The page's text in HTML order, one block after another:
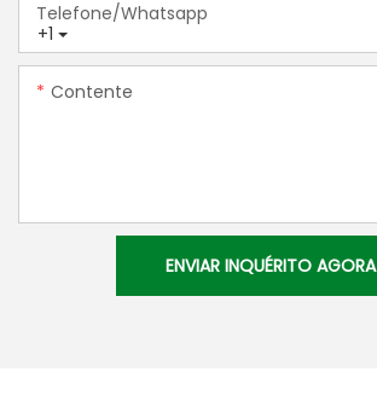
+1
Telefone/whatsapp
Contente
ENVIAR INQUÉRITO AGORA